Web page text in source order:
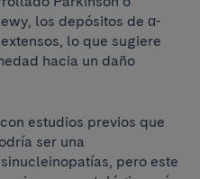
los depósitos de α-
lo que sugiere
hacia un daño
estudios previos que
ser una
pero este